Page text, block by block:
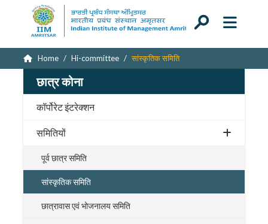
Home Hi-committee सांस्कृतिक समिति
छात्र कोना
कॉर्पोरेट इंटरेक्शन
समितियों
पूर्व छात्र समिति
सांस्कृतिक समिति
छात्रावास एवं भोजनालय समिति